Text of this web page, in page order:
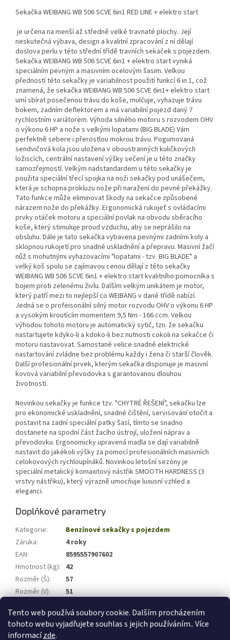
Tento web používá soubory cookie. Dalším procházením
tohoto webu vyjadřujete souhlas s jejich používáním.. Více
informacízde.
Sekačka WEIBANG WB 506 SCVE 6in1 RED LINE + elektro start
je určena na menší až středně velké travnaté plochy. Její
neskutečná výbava, design a kvalitní zpracování z ní dělají
doslova perlu v této střední třídě travních sekaček s pojezdem.
Sekačka WEIBANG WB 506 SCVE 6in1 + elektro start vyniká
speciálním pevným a masivním ocelovým šasim. Velkou
předností této sekačky je variabilnost použití funkcí 6 in 1, což
znamená, že sekačka WEIBANG WB 506 SCVE 6in1+ elektro start
umí sbírat posečenou trávu do koše, mulčuje, vyhazuje trávu
bokem, zadním deflektorem a má variabilní pojezd daný 7
rychlostním variátorem. Výhoda silného motoru s rozvodem OHV
o výkonu 6 HP a nože s velkými lopatami (BIG BLADE) Vám
perfektně sebere i přerostlou mokrou trávu. Pogumovaná
sendvičová kola jsou uložena v oboustranných kuličkových
ložiscích, centrální nastavení výšky sečení je u této značky
samozřejmostí. Velkým nadstandardem u této sekačky je
použita speciální třecí spojka na noži sekačky pod unášečem,
která je schopna prokluzu nože při naražení do pevné překážky.
Tato funkce může eliminovat škody na sekačce způsobené
nárazem nože do překážky. Ergonomická rukojeť s ovládacími
prvky otáček motoru a speciální povlak na obvodu sběracího
koše, který stimuluje proud vzduchu, aby se neprášilo na
obsluhu. Dále je tato sekačka vybavena pevnými zadními koly a
sklopnou rukojetí pro snadné uskladnění a přepravu. Masivní žačí
nůž s mohutnými vyhazovacími "lopatami - tzv. BIG BLADE" a
velký koš spolu se zajímavou cenou dělají z této sekačky
WEIBANG WB 506 SCVE 6in1 + elektro start kvalitního pomocníka s
bojem proti zelenému živlu. Dalším velkým unikátem je motor,
který patří mezi to nejlepší co WEIBANG v dané třídě nabízí.
Jedná se o profeisonální silný motor rozvodu OHV o výkonu 6 HP
a vysokým kroutícím momentem 9,5 Nm - 166 ccm. Velkou
výhodou tohoto motoru je automatický sytič, tzn. že sekačku
nastartujete kdyko-li a kdoko-li bez nutnosti cokoli na sekačce či
motoru nastavovat. Samostané velice snadné elektrické
nastartování zvládne bez problému každy i žena či starší člověk.
Další profesionální prvek, kterým sekačka disponuje je masivní
kovová variabilní převodovka s garantovanou dlouhou
životností.
Novinkou sekačky je funkce tzv. "CHYTRÉ ŘEŠENÍ", sekačku lze
pro ekonomické uskladnění, snadné čištění, servisování otočit a
postavit na zadní speciální patky šasí, tímto se snadno
dostanete na spodní část žacího ústrojí, uložení náprav a
převodovku. Ergonomicky upravená madla se dají variabilně
nastavit do jakékoli výšky za pomocí profesionálních masivních
celokovových rychloupínáků. Novinkou letošní sezóny je
speciální metalický komaxitový nástřik SMOOTH HARDNESS (3
vrstvy nástřiku), který výrazně umocňuje luxusní vzhled a
eleganci.
Doplňkové parametry
Kategorie:
Benzínové sekačky s pojezdem
Záruka:
4 roky
EAN:
8595557907602
Hmotnost (kg): 42
Rozměr (Š):
57
Rozměr (V):
51